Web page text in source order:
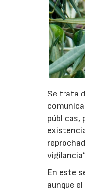
Se trata
públicas,
En este
aunque